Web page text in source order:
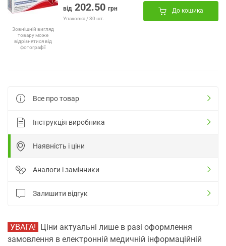
Зовнішній вигляд
товару може
відрізнятися від
фотографії
від 202.50 грн
Упаковка / 30 шт.
До кошика
Все про товар
Інструкція виробника
Наявність і ціни
Аналоги і замінники
Залишити відгук
УВАГА! Ціни актуальні лише в разі оформлення
замовлення в електронній медичній інформаційній